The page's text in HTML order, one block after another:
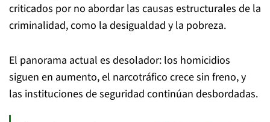
criticados por no abordar las causas estructurales de la
criminalidad, como la desigualdad y la pobreza.
El panorama actual es desolador: los homicidios
siguen en aumento, el narcotráfico crece sin freno, y
las instituciones de seguridad continúan desbordadas.